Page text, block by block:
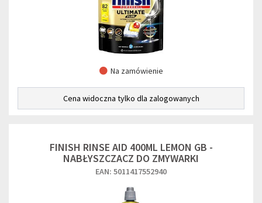
Na zamówienie
Cena widoczna tylko dla zalogowanych
FINISH RINSE AID 400ML LEMON GB -
NABŁYSZCZACZ DO ZMYWARKI
EAN: 5011417552940